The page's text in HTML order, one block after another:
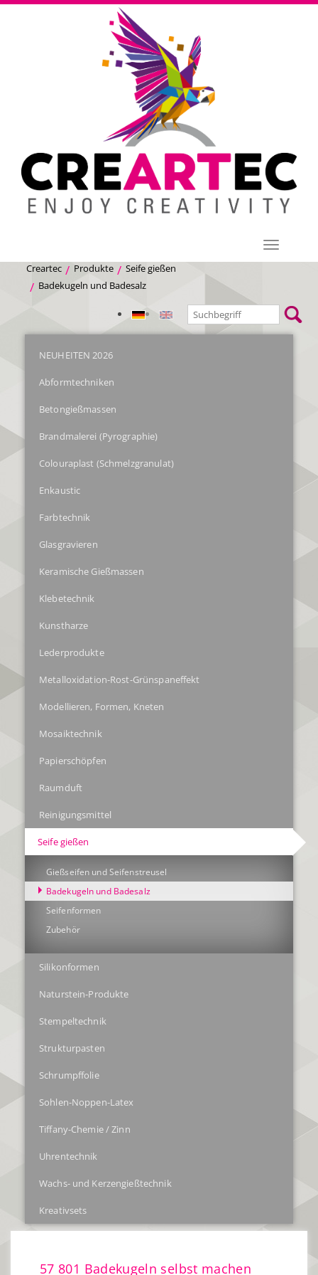
Menü
Creartec Produkte
Seife gießen
Badekugeln und Badesalz
NEUHEITEN 2026
Abformtechniken
Betongießmassen
Brandmalerei (Pyrographie)
Colouraplast (Schmelzgranulat)
Enkaustic
Farbtechnik
Glasgravieren
Keramische Gießmassen
Klebetechnik
Kunstharze
Lederprodukte
Metalloxidation-Rost-Grünspaneffekt
Modellieren, Formen, Kneten
Mosaiktechnik
Papierschöpfen
Raumduft
Reinigungsmittel
Seife gießen
Gießseifen und Seifenstreusel
Badekugeln und Badesalz
Seifenformen
Zubehör
Silikonformen
Naturstein-Produkte
Stempeltechnik
Strukturpasten
Schrumpffolie
Sohlen-Noppen-Latex
Tiffany-Chemie / Zinn
Uhrentechnik
Wachs- und Kerzengießtechnik
Kreativsets
57 801 Badekugeln selbst machen